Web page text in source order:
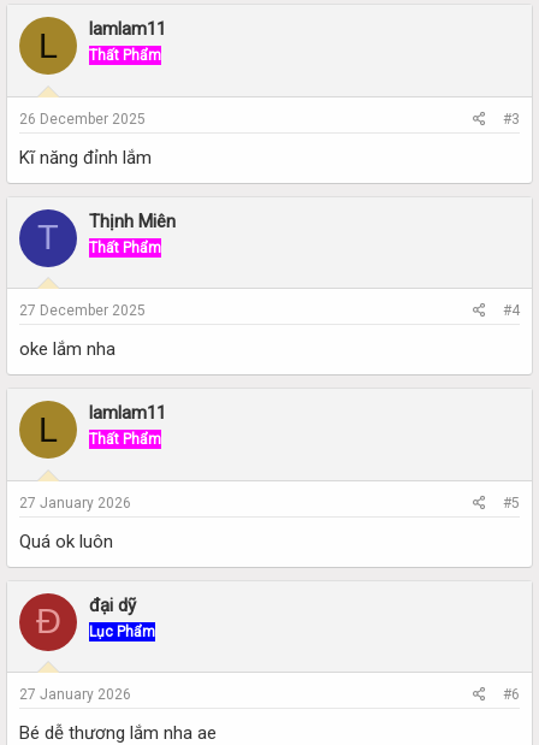
L lamlam11
Thất Phẩm
26 December 2025 #3
Kĩ năng đỉnh lắm
T Thịnh Miên
Thất Phẩm
27 December 2025 #4
oke lắm nha
L lamlam11
Thất Phẩm
27 January 2026 #5
Quá ok luôn
Đ đại dỹ
Lục Phẩm
27 January 2026 #6
Bé dễ thương lắm nha ae